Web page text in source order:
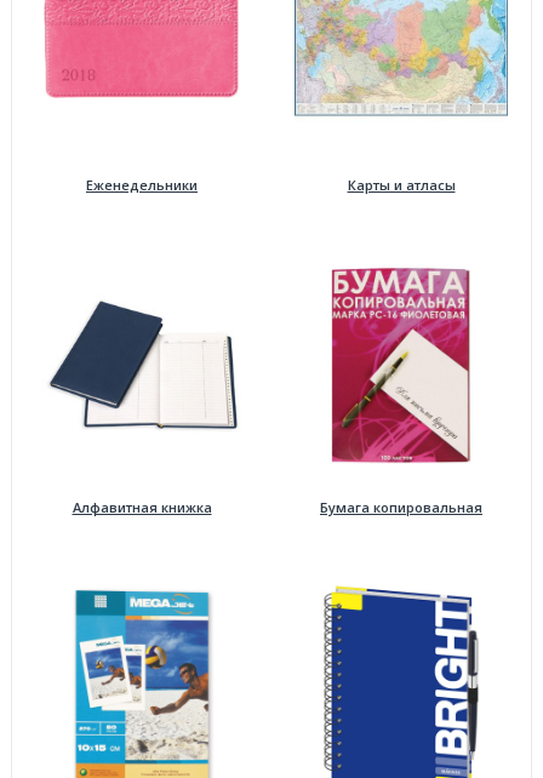
Еженедельники Карты и атласы
Алфавитная книжка Бумага копировальная